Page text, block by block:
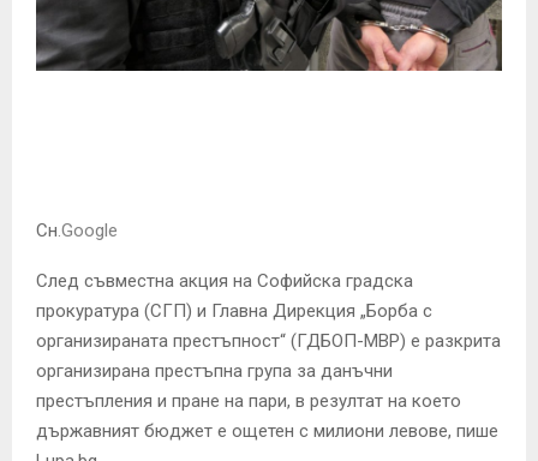
Y
N
U
Сн.Google
След съвместна акция на Софийска градска
прокуратура (СГП) и Главна Дирекция „Борба с
организираната престъпност“ (ГДБОП-МВР) е разкрита
организирана престъпна група за данъчни
престъпления и пране на пари, в резултат на което
държавният бюджет е ощетен с милиони левове, пише